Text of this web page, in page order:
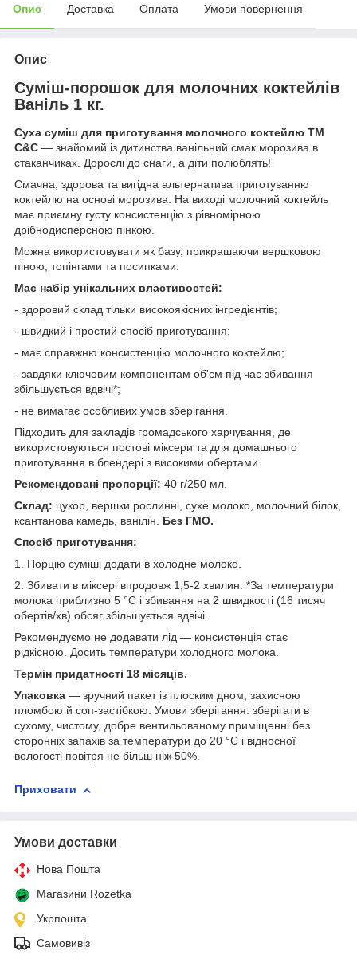
Опис Доставка Оплата Умови повернення
Опис
Суміш-порошок для молочних коктейлів
Ваніль 1 кг.
Суха суміш для приготування молочного коктейлю ТМ
C&C — знайомий із дитинства ванільний смак морозива в
стаканчиках. Дорослі до снаги, а діти полюблять!
Смачна, здорова та вигідна альтернатива приготуванню
коктейлю на основі морозива. На виході молочний коктейль
має приємну густу консистенцію з рівномірною
дрібнодисперсною пінкою.
Можна використовувати як базу, прикрашаючи вершковою
піною, топінгами та посипками.
Має набір унікальних властивостей:
- здоровий склад тільки високоякісних інгредієнтів;
- швидкий і простий спосіб приготування;
- має справжню консистенцію молочного коктейлю;
- завдяки ключовим компонентам об'єм під час збивання
збільшується вдвічі*;
- не вимагає особливих умов зберігання.
Підходить для закладів громадського харчування, де
використовуються постові міксери та для домашнього
приготування в блендері з високими обертами.
Рекомендовані пропорції: 40 г/250 мл.
Склад: цукор, вершки рослинні, сухе молоко, молочний білок,
ксантанова камедь, ванілін. Без ГМО.
Спосіб приготування:
1. Порцію суміші додати в холодне молоко.
2. Збивати в міксері впродовж 1,5-2 хвилин. *За температури
молока приблизно 5 °C і збивання на 2 швидкості (16 тисяч
обертів/хв) обсяг збільшується вдвічі.
Рекомендуємо не додавати лід — консистенція стає
рідкісною. Досить температури холодного молока.
Термін придатності 18 місяців.
Упаковка — зручний пакет із плоским дном, захисною
пломбою й соп-застібкою. Умови зберігання: зберігати в
сухому, чистому, добре вентильованому приміщенні без
сторонніх запахів за температури до 20 °C і відносної
вологості повітря не більш ніж 50%.
Приховати
Умови доставки
Нова Пошта
Магазини Rozetka
Укрпошта
Самовивіз